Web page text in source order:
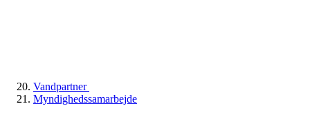
Vandpartner
Myndighedssamarbejde